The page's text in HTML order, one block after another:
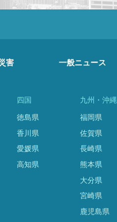
害 一般ニュース
四国
徳島県
香川県
愛媛県
高知県
九州・沖縄
福岡県
佐賀県
長崎県
熊本県
大分県
宮崎県
鹿児島県